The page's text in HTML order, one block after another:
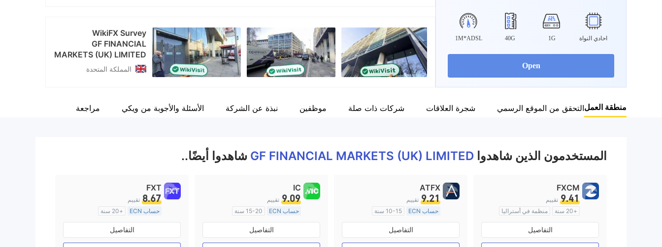
8
9
احادي النواة 1G
40G
1M*ADSL
Open
موظفو الشركة
--
WikiFX Survey
GF FINANCIAL
MARKETS (UK) LIMITED
WikiFX Survey
GF FINANCIAL
MARKETS (UK) LIMITED
المملكة المتحدة
منطقة العملالتحقق من الموقع الرسمي شجرة العلاقات شركات ذات صلة موظفين نبذة عن الشركة الأسئلة والأجوبة من ويكي مراجعة
المستخدمون الذين شاهدوا GF FINANCIAL MARKETS (UK) LIMITED شاهدوا أيضًا..
FXCM
9.41 تقييم
+20 سنة
منظمة في أستراليا
صناعة السوق (MM)
رخصة كاملة ميتاتريدر ٤
التفاصيل
ATFX
9.21 تقييم
حساب ECN
10-15 سنة
منظمة في أستراليا
صناعة السوق (MM)
رخصة كاملة ميتاتريدر ٤
التفاصيل
IC
9.09 تقييم
حساب ECN
15-20 سنة
منظمة في أستراليا
صناعة السوق (MM)
رخصة كاملة ميتاتريدر ٤
التفاصيل
FXT
8.67 تقييم
حساب ECN
+20 سنة
منظمة في أستراليا
صناعة السوق (MM)
رخصة كاملة ميتاتريدر ٤
التفاصيل